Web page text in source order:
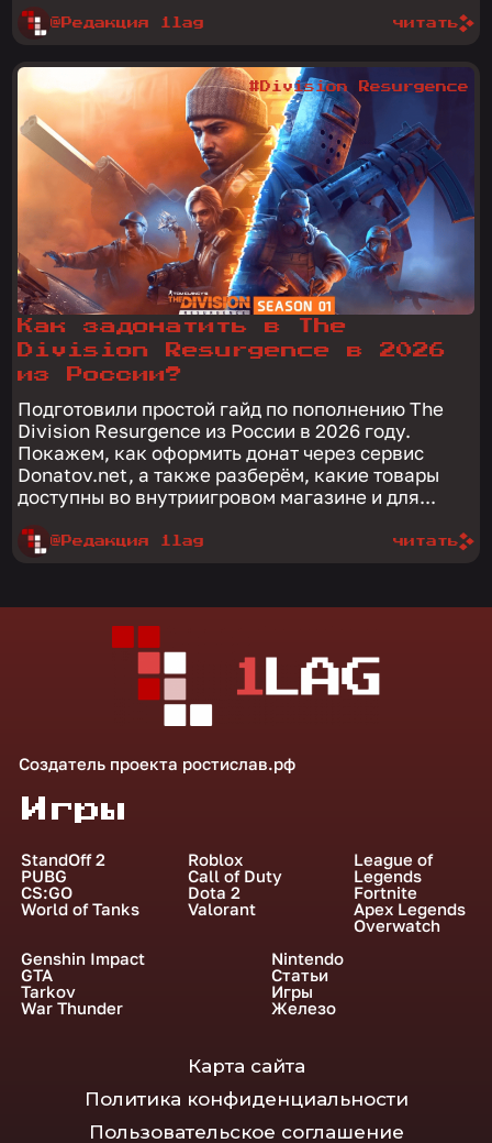
@Редакция 1lag читать
Как задонатить в The
Division Resurgence в 2026
из России?
Подготовили простой гайд по пополнению The
Division Resurgence из России в 2026 году.
Покажем, как оформить донат через сервис
Donatov.net, а также разберём, какие товары
доступны во внутриигровом магазине и для...
@Редакция 1lag
#Division Resurgence
читать
Создатель проекта ростислав.рф
Игры
StandOff 2
PUBG
CS:GO
World of Tanks
Roblox
Call of Duty
Dota 2
Valorant
League of
Legends
Fortnite
Apex Legends
Overwatch
Genshin Impact
GTA
Tarkov
War Thunder
Nintendo
Статьи
Игры
Железо
Карта сайта
Политика конфиденциальности
Пользовательское соглашение